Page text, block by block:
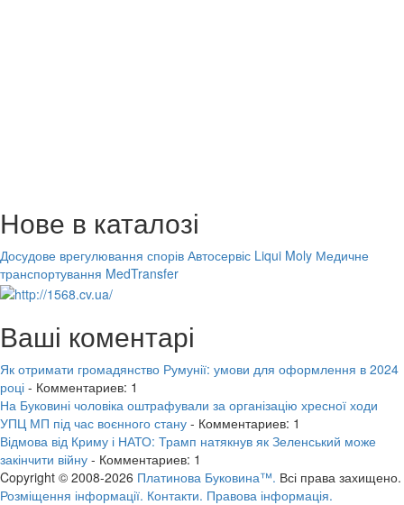
Нове в каталозі
Досудове врегулювання спорів Автосервіс Liqui Moly Медичне
транспортування MedTransfer
Ваші коментарі
Як отримати громадянство Румунії: умови для оформлення в 2024
році - Комментариев: 1
На Буковині чоловіка оштрафували за організацію хресної ходи
УПЦ МП під час воєнного стану - Комментариев: 1
Відмова від Криму і НАТО: Трамп натякнув як Зеленський може
закінчити війну - Комментариев: 1
Copyright © 2008-2026 Платинова Буковина™. Всі права захищено.
Розміщення інформації. Контакти. Правова інформація.